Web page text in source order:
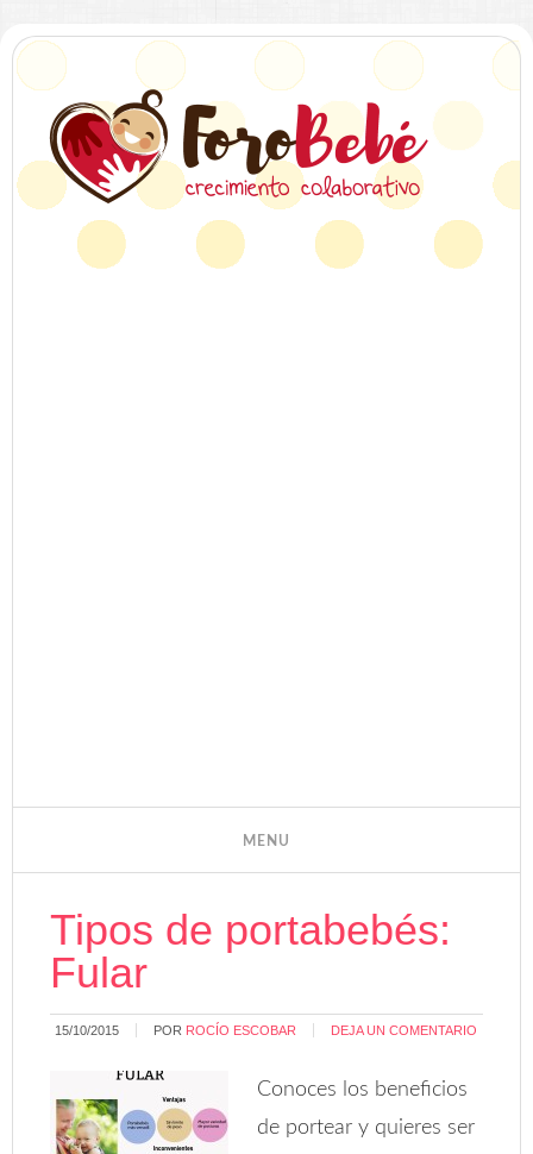
Tipos de portabebés:
Fular
15/10/2015 POR ROCÍO ESCOBAR DEJA UN COMENTARIO
Conoces los beneficios
de portear y quieres ser